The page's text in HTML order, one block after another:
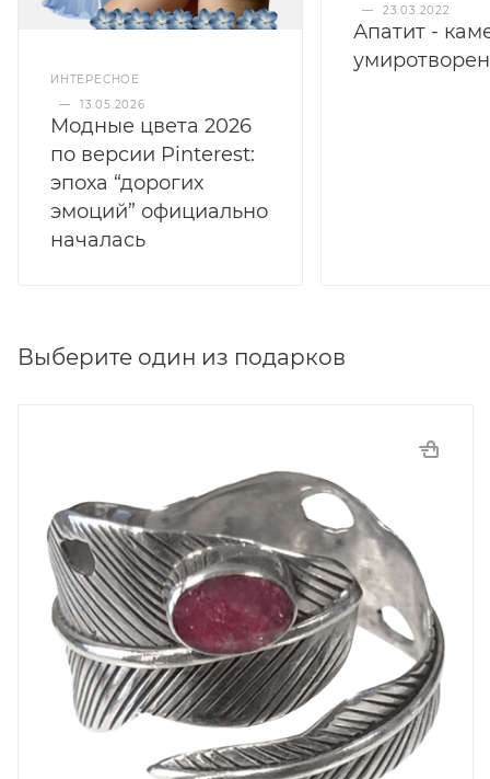
ИНТЕРЕСНОЕ
—
13.05.2026
Модные цвета 2026
по версии Pinterest:
эпоха “дорогих
эмоций” официально
началась
—
23.03.2022
Апатит -
Выберите один из подарков